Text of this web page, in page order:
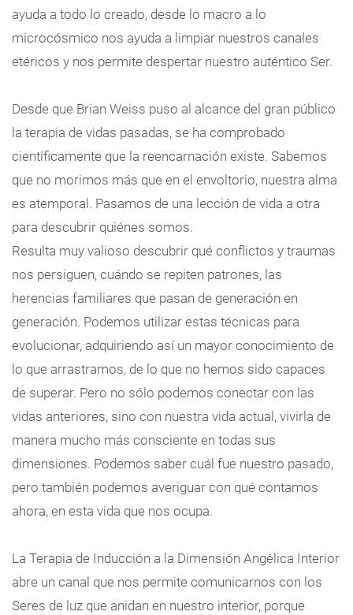
ayuda a todo lo creado, desde lo macro a lo
microcósmico nos ayuda a limpiar nuestros canales
etéricos y nos permite despertar nuestro auténtico Ser.
Desde que Brian Weiss puso al alcance del gran público
la terapia de vidas pasadas, se ha comprobado
científicamente que la reencarnación existe. Sabemos
que no morimos más que en el envoltorio, nuestra alma
es atemporal. Pasamos de una lección de vida a otra
para descubrir quiénes somos.
Resulta muy valioso descubrir qué conflictos y traumas
nos persiguen, cuándo se repiten patrones, las
herencias familiares que pasan de generación en
generación. Podemos utilizar estas técnicas para
evolucionar, adquiriendo así un mayor conocimiento de
lo que arrastramos, de lo que no hemos sido capaces
de superar. Pero no sólo podemos conectar con las
vidas anteriores, sino con nuestra vida actual, vivirla de
manera mucho más consciente en todas sus
dimensiones. Podemos saber cuál fue nuestro pasado,
pero también podemos averiguar con qué contamos
ahora, en esta vida que nos ocupa.
La Terapia de Inducción a la Dimensión Angélica Interior
abre un canal que nos permite comunicarnos con los
Seres de luz que anidan en nuestro interior, porque